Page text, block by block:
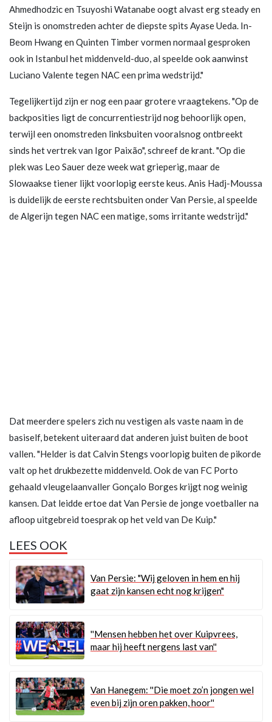
Ahmedhodzic en Tsuyoshi Watanabe oogt alvast erg steady en
Steijn is onomstreden achter de diepste spits Ayase Ueda. In-
Beom Hwang en Quinten Timber vormen normaal gesproken
ook in Istanbul het middenveld-duo, al speelde ook aanwinst
Luciano Valente tegen NAC een prima wedstrijd."
Tegelijkertijd zijn er nog een paar grotere vraagtekens. "Op de
backposities ligt de concurrentiestrijd nog behoorlijk open,
terwijl een onomstreden linksbuiten vooralsnog ontbreekt
sinds het vertrek van Igor Paixão", schreef de krant. "Op die
plek was Leo Sauer deze week wat grieperig, maar de
Slowaakse tiener lijkt voorlopig eerste keus. Anis Hadj-Moussa
is duidelijk de eerste rechtsbuiten onder Van Persie, al speelde
de Algerijn tegen NAC een matige, soms irritante wedstrijd."
Dat meerdere spelers zich nu vestigen als vaste naam in de
basiself, betekent uiteraard dat anderen juist buiten de boot
vallen. "Helder is dat Calvin Stengs voorlopig buiten de pikorde
valt op het drukbezette middenveld. Ook de van FC Porto
gehaald vleugelaanvaller Gonçalo Borges krijgt nog weinig
kansen. Dat leidde ertoe dat Van Persie de jonge voetballer na
afloop uitgebreid toesprak op het veld van De Kuip."
LEES OOK
Van Persie: "Wij geloven in hem en hij
gaat zijn kansen echt nog krijgen"
''Mensen hebben het over Kuipvrees,
maar hij heeft nergens last van''
Van Hanegem: ''Die moet zo’n jongen wel
even bij zijn oren pakken, hoor''